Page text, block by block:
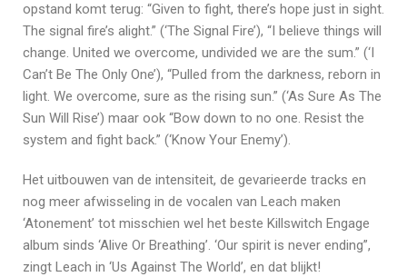
opstand komt terug: “Given to fight, there’s hope just in sight.
The signal fire’s alight.” (‘The Signal Fire’), “I believe things will
change. United we overcome, undivided we are the sum.” (‘I
Can’t Be The Only One’), “Pulled from the darkness, reborn in
light. We overcome, sure as the rising sun.” (‘As Sure As The
Sun Will Rise’) maar ook “Bow down to no one. Resist the
system and fight back.” (‘Know Your Enemy’).
Het uitbouwen van de intensiteit, de gevarieerde tracks en
nog meer afwisseling in de vocalen van Leach maken
‘Atonement’ tot misschien wel het beste Killswitch Engage
album sinds ‘Alive Or Breathing’. ‘Our spirit is never ending”,
zingt Leach in ‘Us Against The World’, en dat blijkt!